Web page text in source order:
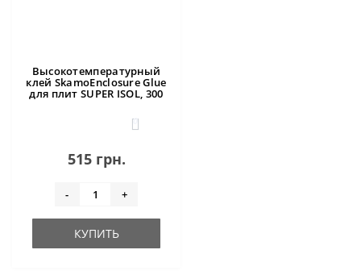
Высокотемпературный
клей SkamoEnclosure Glue
для плит SUPER ISOL, 300
0
515 грн.
- +
КУПИТЬ